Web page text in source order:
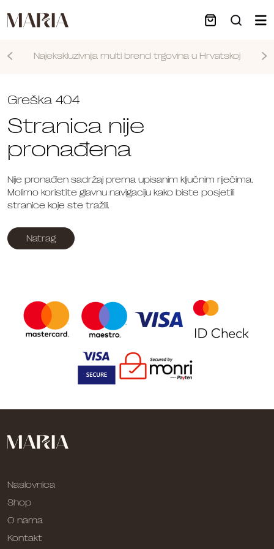
Najekskluzivnija multi brend trgovina u Hrvatskoj
Greška 404
Stranica nije
pronađena
Nije pronađen sadržaj prema upisanim ključnim riječima.
Molimo koristite glavnu navigaciju kako biste posjetili
stranice koje ste tražili.
Natrag
Naslovnica
Shop
O nama
Kontakt